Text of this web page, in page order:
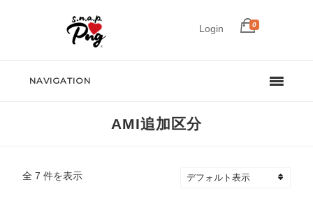
Login 0
NAVIGATION
AMI追加区分
全 7 件を表示